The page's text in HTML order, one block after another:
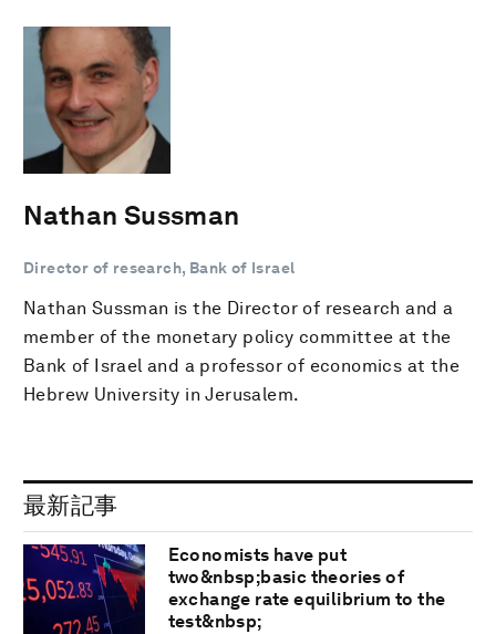
Nathan Sussman
Director of research, Bank of Israel
Nathan Sussman is the Director of research and a
member of the monetary policy committee at the
Bank of Israel and a professor of economics at the
Hebrew University in Jerusalem.
最新記事
Economists have put
two&nbsp;basic theories of
exchange rate equilibrium to the
test&nbsp;